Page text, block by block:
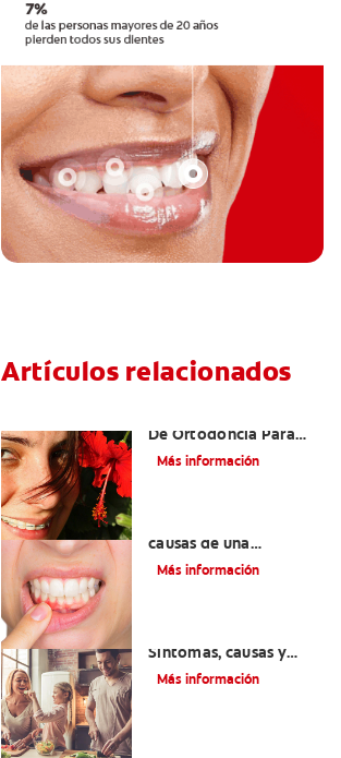
Artículos relacionados
De Ortodoncia Para
Adultos
Más información
causas de una
inflamación de encía
Más información
Síntomas, causas y
tratamiento
Más información